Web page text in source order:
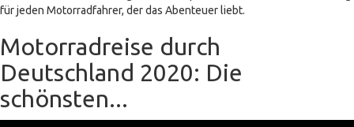
für jeden Motorradfahrer, der das Abenteuer liebt.
Motorradreise durch
Deutschland 2020: Die
schönsten...